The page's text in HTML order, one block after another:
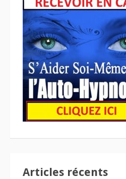
Articles récents